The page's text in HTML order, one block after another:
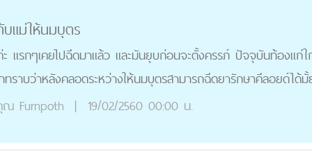
แม่ให้นมบุตร
แรกๆเคยไปฉีดมาแล้ว และมันยุบก่อนจะตั้งครรภ์ ปัจจุบันท้องแก่
ราบว่าหลังคลอดระหว่างให้นมบุตรสามารถฉีดยารักษาคีลอยด์ได้มั้
ณ Furnpoth | 19/02/2560 00:00 น.